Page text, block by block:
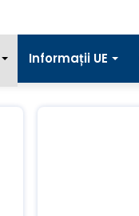
Informații UE